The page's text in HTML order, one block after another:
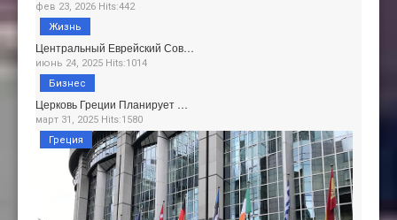
фев 23, 2026 Hits:442
Центральный Еврейский Сов…
июнь 24, 2025 Hits:1014
Жизнь
Церковь Греции Планирует …
март 31, 2025 Hits:1580
Бизнес
Греция